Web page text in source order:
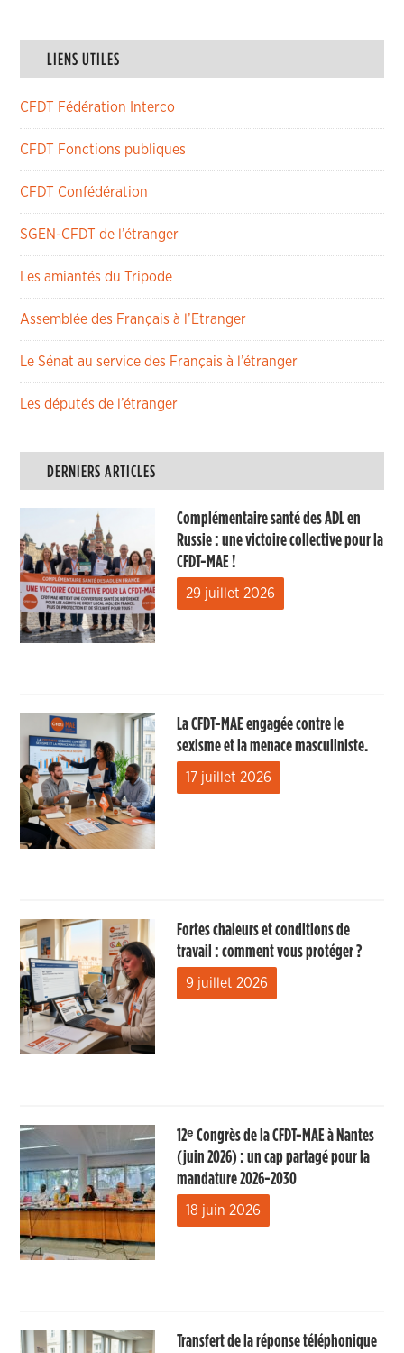
LIENS UTILES
CFDT Fédération Interco
CFDT Fonctions publiques
CFDT Confédération
SGEN-CFDT de l’étranger
Les amiantés du Tripode
Assemblée des Français à l’Etranger
Le Sénat au service des Français à l’étranger
Les députés de l’étranger
DERNIERS ARTICLES
Complémentaire santé des ADL en
Russie : une victoire collective pour la
CFDT-MAE !
29 juillet 2026
La CFDT-MAE engagée contre le
sexisme et la menace masculiniste.
17 juillet 2026
Fortes chaleurs et conditions de
travail : comment vous protéger ?
9 juillet 2026
12ᵉ Congrès de la CFDT-MAE à Nantes
(juin 2026) : un cap partagé pour la
mandature 2026-2030
18 juin 2026
Transfert de la réponse téléphonique